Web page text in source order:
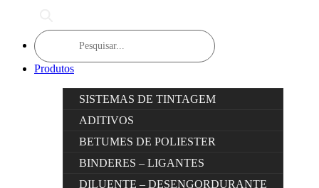
Products
search
Produtos
SISTEMAS DE TINTAGEM
ADITIVOS
BETUMES DE POLIESTER
BINDERES – LIGANTES
DILUENTE – DESENGORDURANTE